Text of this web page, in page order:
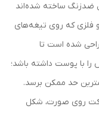
ساخته شده‌اند
فلزی که روی تیغه‌های
شده است تا
با پوست داشته باشد؛
حد ممکن برسد.
روی صورت، شکل